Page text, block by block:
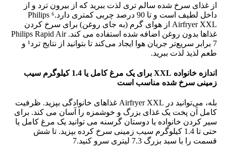
از غذای سرخ شده سالم تری لذت ببرید که از بیرون ترد و از
داخل لطیف است و تا 90 درصد چربی کمتری دارد.⁶ Philips
Airfryer XXL از هوای گرم (به جای روغن) برای سرخ کردن
غذاها بدون روغن اضافه شده استفاده می کند. Philips Rapid Air
7 برابر سریع‌تر جریان هوا ایجاد می‌کند تا بتوانید از نتایج ترد¹ و
طعم لذیذ لذت ببرید.
اندازه خانواده XXL برای یک مرغ کامل یا 1.4 کیلوگرم سیب
زمینی سرخ شده مناسب است
بله، می‌توانید در Airfryer XXL غذاهای خانوادگی بپزید. ظرفیت
کامل آن پخت یک غذای بزرگ و خوشمزه را آسان می کند. برای
سیر کردن خانواده یا دوستان گرسنه می توانید یک مرغ کامل یا
حتی تا 1.4 کیلوگرم سیب زمینی سرخ کرده بپزید. تا شش
قسمت را با سبد بزرگ 7.3 لیتری سرو کنید.7